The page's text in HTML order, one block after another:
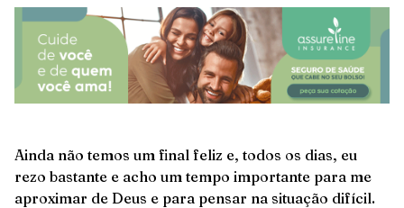
Ainda não temos um final feliz e, todos os dias, eu
rezo bastante e acho um tempo importante para me
aproximar de Deus e para pensar na situação difícil.